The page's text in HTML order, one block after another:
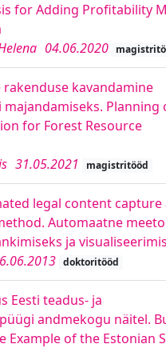
for Adding Profitability
04.06.2020
kavandamine
Planning
for Forest Resource
31.05.2021 magistritööd
legal content capture
Automaatne
ja
doktoritööd
Eesti teadus- ja
andmekogu näitel.
Example of the Estonian